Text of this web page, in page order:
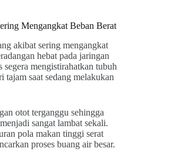
Mengangkat Beban Berat
akibat sering mengangkat
hebat pada jaringan
segera mengistirahatkan tubuh
tajam saat sedang melakukan
otot terganggu sehingga
sangat lambat sekali.
pola makan tinggi serat
proses buang air besar.